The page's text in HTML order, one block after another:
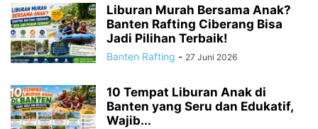
Liburan Murah Bersama Anak?
Banten Rafting Ciberang Bisa
Jadi Pilihan Terbaik!
Banten Rafting - 27 Juni 2026
10 Tempat Liburan Anak di
Banten yang Seru dan Edukatif,
Wajib...